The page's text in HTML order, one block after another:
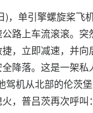
，单引擎螺旋桨飞
路上车流滚滚。突
，立即减速，并
降落。这是一架
机从北部的伦茨
，普吕茨再次呼